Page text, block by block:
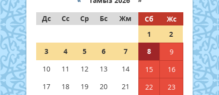
Дс
Сс Ср Бс Жм Сб
Жс
1
2
3
4 5 6 7 8
9
10
11 12 13 14 15
16
17
18 19 20 21 22
23